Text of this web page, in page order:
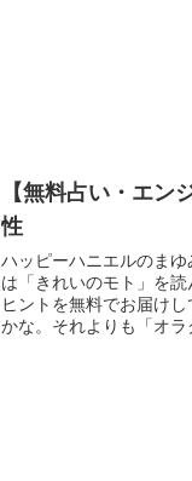
【無料占い・エ
性
ハッピーハニエルのま
は「きれいのモト」を
ヒントを無料でお届け
かな。それよりも「オラ